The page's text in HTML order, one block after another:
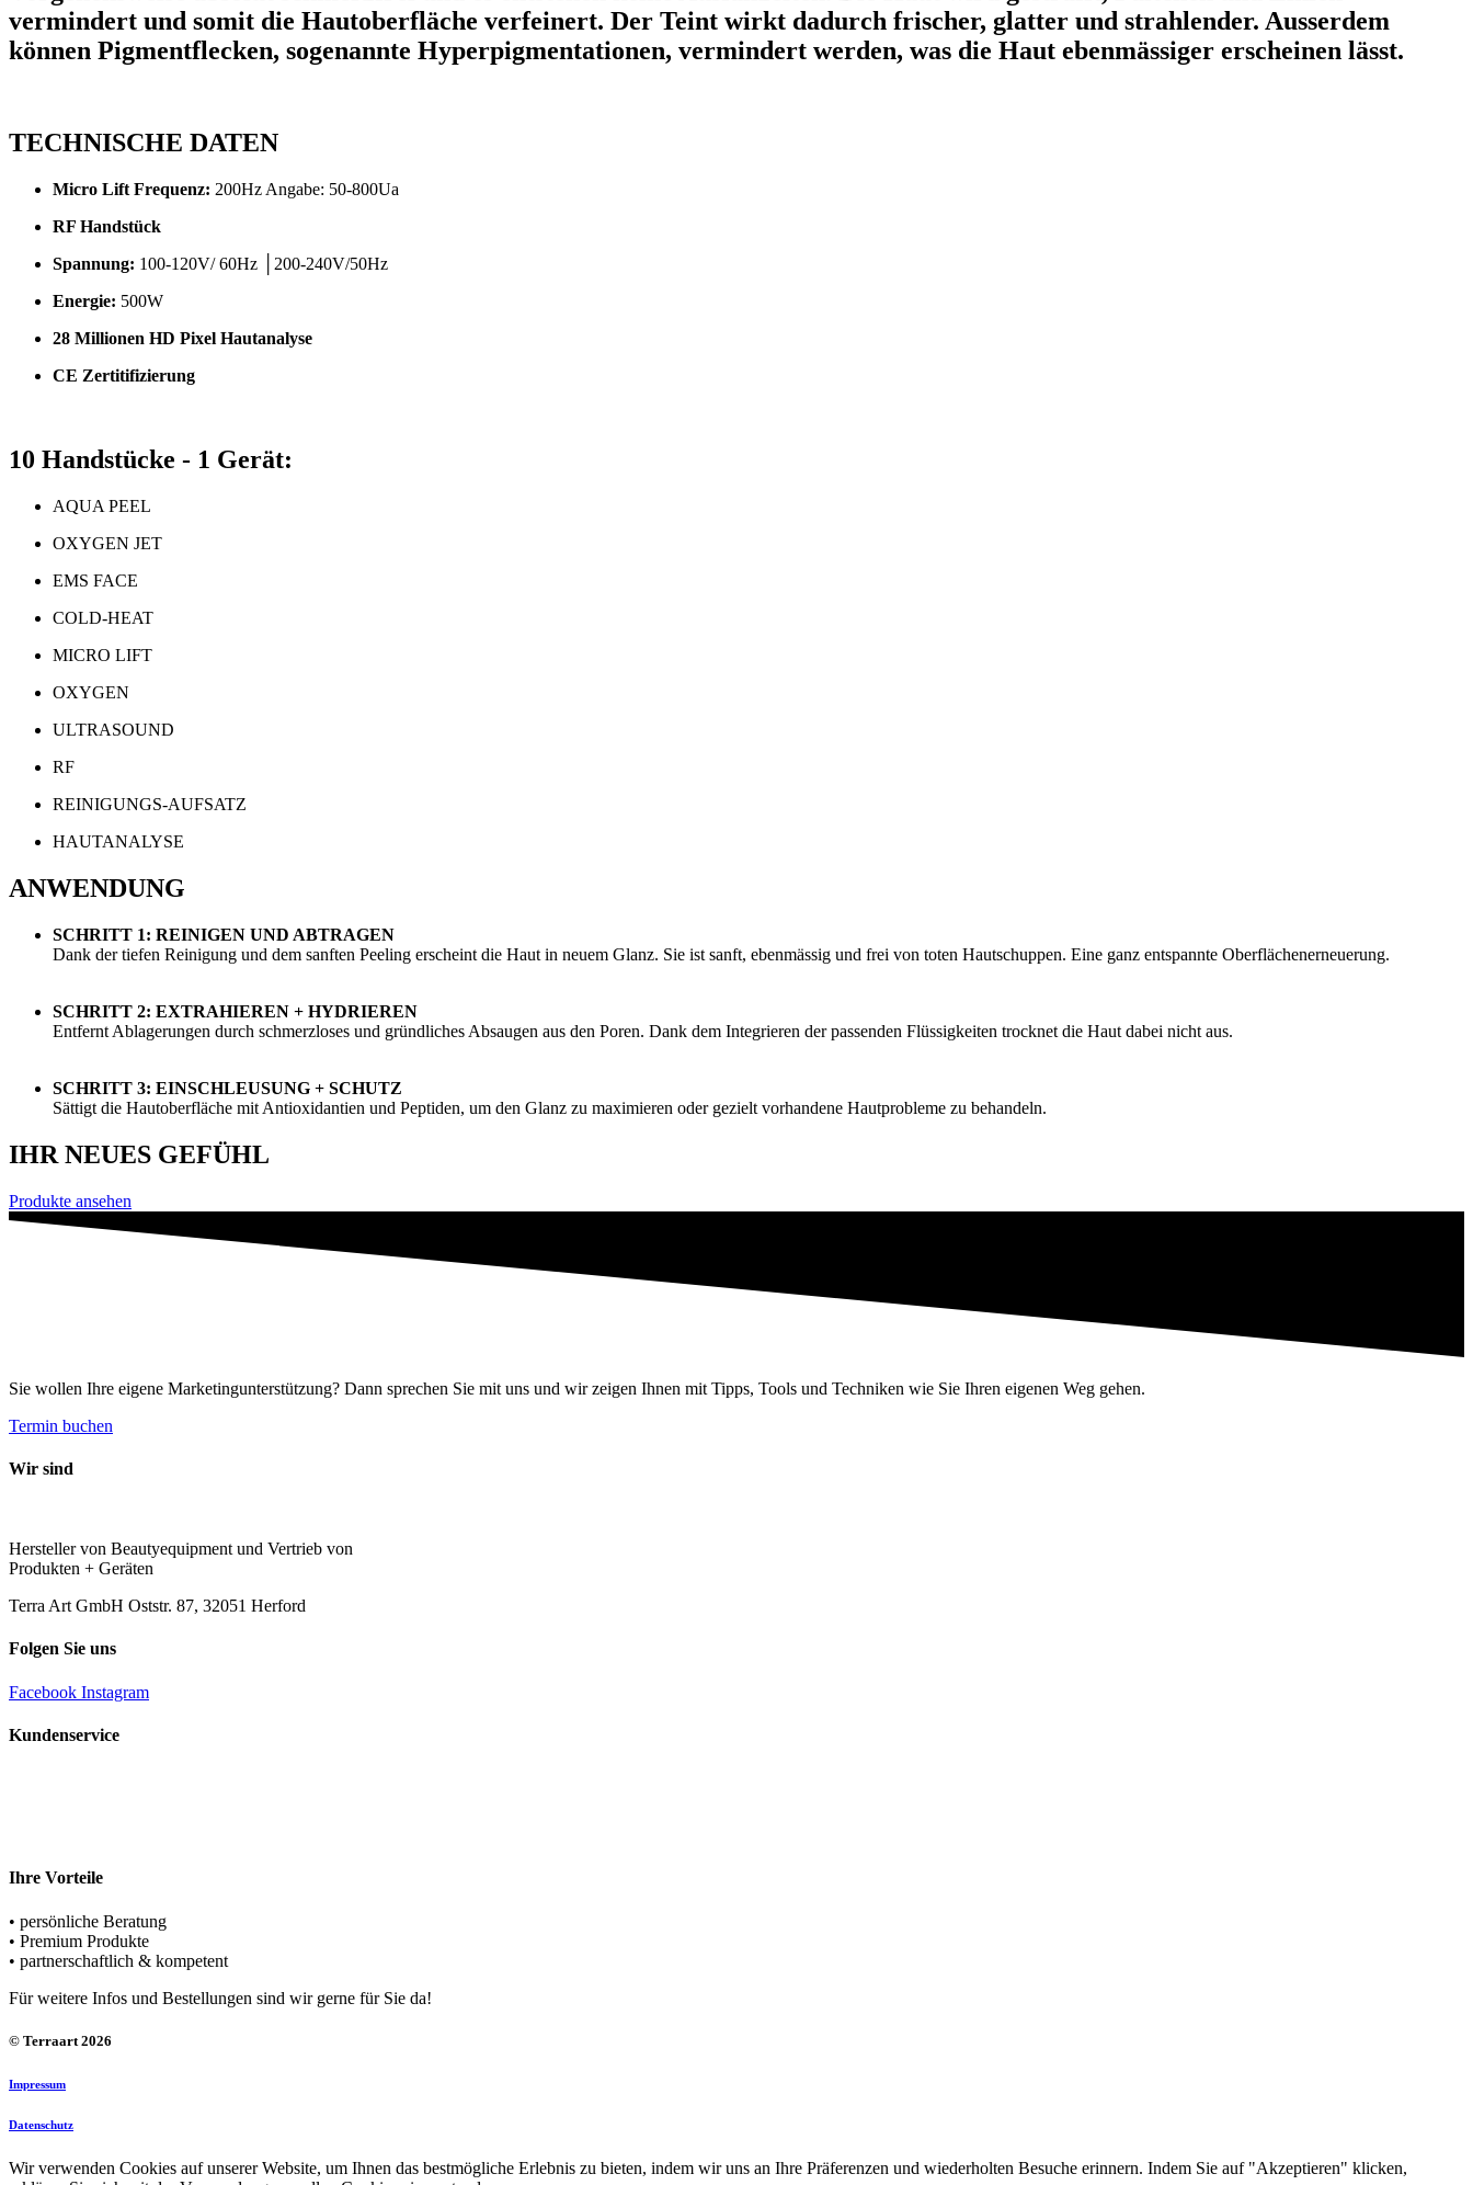
vermindert und somit die Hautoberfläche verfeinert. Der Teint wirkt dadurch frischer, glatter und strahlender. Ausserdem
können Pigmentflecken, sogenannte Hyperpigmentationen, vermindert werden, was die Haut ebenmässiger erscheinen lässt.
TECHNISCHE DATEN
Micro Lift Frequenz: 200Hz Angabe: 50-800Ua
RF Handstück
Spannung: 100-120V/ 60Hz │200-240V/50Hz
Energie: 500W
28 Millionen HD Pixel Hautanalyse
CE Zertitifizierung
10 Handstücke - 1 Gerät:
AQUA PEEL
OXYGEN JET
EMS FACE
COLD-HEAT
MICRO LIFT
OXYGEN
ULTRASOUND
RF
REINIGUNGS-AUFSATZ
HAUTANALYSE
ANWENDUNG
SCHRITT 1: REINIGEN UND ABTRAGEN
Dank der tiefen Reinigung und dem sanften Peeling erscheint die Haut in neuem Glanz. Sie ist sanft, ebenmässig und frei von toten Hautschuppen. Eine ganz entspannte Oberflächenerneuerung.
SCHRITT 2: EXTRAHIEREN + HYDRIEREN
Entfernt Ablagerungen durch schmerzloses und gründliches Absaugen aus den Poren. Dank dem Integrieren der passenden Flüssigkeiten trocknet die Haut dabei nicht aus.
SCHRITT 3: EINSCHLEUSUNG + SCHUTZ
Sättigt die Hautoberfläche mit Antioxidantien und Peptiden, um den Glanz zu maximieren oder gezielt vorhandene Hautprobleme zu behandeln.
IHR NEUES GEFÜHL
Produkte ansehen
Sie wollen Ihre eigene Marketingunterstützung? Dann sprechen Sie mit uns und wir zeigen Ihnen mit Tipps, Tools und Techniken wie Sie Ihren eigenen Weg gehen.
Termin buchen
Wir sind
Hersteller von Beautyequipment und Vertrieb von
Produkten + Geräten
Terra Art GmbH Oststr. 87, 32051 Herford
Folgen Sie uns
Facebook Instagram
Kundenservice
Ihre Vorteile
• persönliche Beratung
• Premium Produkte
• partnerschaftlich & kompetent
Für weitere Infos und Bestellungen sind wir gerne für Sie da!
© Terraart 2026
Impressum
Datenschutz
Wir verwenden Cookies auf unserer Website, um Ihnen das bestmögliche Erlebnis zu bieten, indem wir uns an Ihre Präferenzen und wiederholten Besuche erinnern. Indem Sie auf "Akzeptieren" klicken,